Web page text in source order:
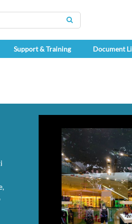
SEARCH
Support & Training Document